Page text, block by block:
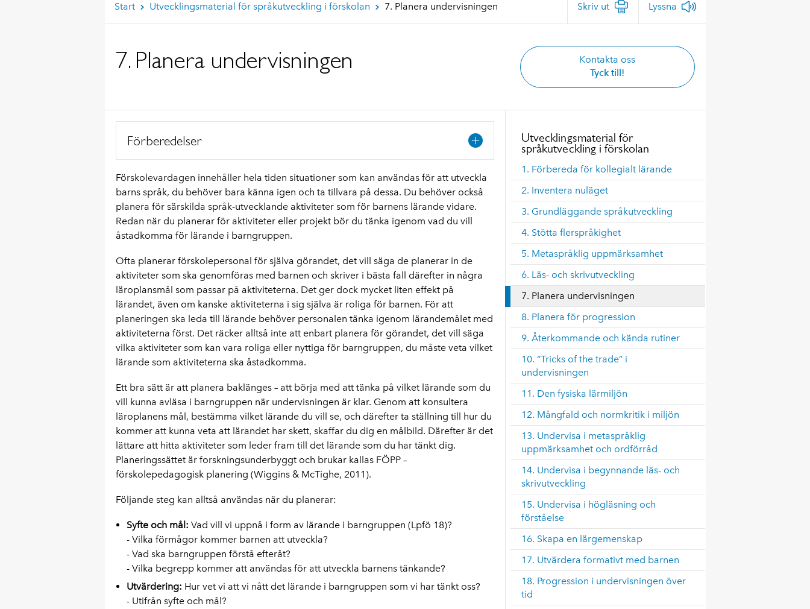
Start Utvecklingsmaterial för språkutveckling i förskolan 7. Planera undervisningen Skriv ut Lyssna
7. Planera undervisningen
Kontakta oss
Tyck till!
Utvecklingsmaterial för
språkutveckling i förskolan
1. Förbereda för kollegialt lärande
2. Inventera nuläget
3. Grundläggande språkutveckling
4. Stötta flerspråkighet
5. Metaspråklig uppmärksamhet
6. Läs- och skrivutveckling
7. Planera undervisningen
8. Planera för progression
9. Återkommande och kända rutiner
10. “Tricks of the trade” i
undervisningen
11. Den fysiska lärmiljön
12. Mångfald och normkritik i miljön
13. Undervisa i metaspråklig
uppmärksamhet och ordförråd
14. Undervisa i begynnande läs- och
skrivutveckling
15. Undervisa i högläsning och
förståelse
16. Skapa en lärgemenskap
17. Utvärdera formativt med barnen
18. Progression i undervisningen över
tid
Förberedelser
Förskolevardagen innehåller hela tiden situationer som kan användas för att utveckla
barns språk, du behöver bara känna igen och ta tillvara på dessa. Du behöver också
planera för särskilda språk-utvecklande aktiviteter som för barnens lärande vidare.
Redan när du planerar för aktiviteter eller projekt bör du tänka igenom vad du vill
åstadkomma för lärande i barngruppen.
Ofta planerar förskolepersonal för själva görandet, det vill säga de planerar in de
aktiviteter som ska genomföras med barnen och skriver i bästa fall därefter in några
läroplansmål som passar på aktiviteterna. Det ger dock mycket liten effekt på
lärandet, även om kanske aktiviteterna i sig själva är roliga för barnen. För att
planeringen ska leda till lärande behöver personalen tänka igenom lärandemålet med
aktiviteterna först. Det räcker alltså inte att enbart planera för görandet, det vill säga
vilka aktiviteter som kan vara roliga eller nyttiga för barngruppen, du måste veta vilket
lärande som aktiviteterna ska åstadkomma.
Ett bra sätt är att planera baklänges – att börja med att tänka på vilket lärande som du
vill kunna avläsa i barngruppen när undervisningen är klar. Genom att konsultera
läroplanens mål, bestämma vilket lärande du vill se, och därefter ta ställning till hur du
kommer att kunna veta att lärandet har skett, skaffar du dig en målbild. Därefter är det
lättare att hitta aktiviteter som leder fram till det lärande som du har tänkt dig.
Planeringssättet är forskningsunderbyggt och brukar kallas FÖPP –
förskolepedagogisk planering (Wiggins & McTighe, 2011).
Följande steg kan alltså användas när du planerar:
Syfte och mål: Vad vill vi uppnå i form av lärande i barngruppen (Lpfö 18)?
- Vilka förmågor kommer barnen att utveckla?
- Vad ska barngruppen förstå efteråt?
- Vilka begrepp kommer att användas för att utveckla barnens tänkande?
Utvärdering: Hur vet vi att vi nått det lärande i barngruppen som vi har tänkt oss?
- Utifrån syfte och mål?